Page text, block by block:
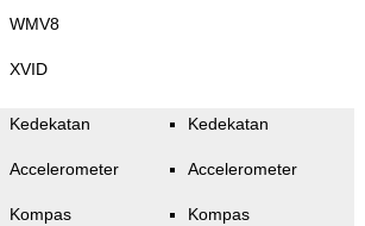
WMV8
XVID
Kedekatan
Accelerometer
Kompas
Kedekatan
Accelerometer
Kompas